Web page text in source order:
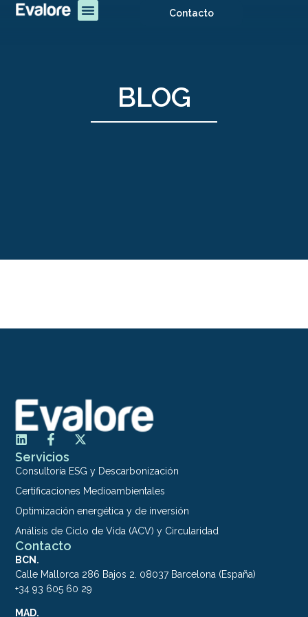
Contacto
BLOG
Servicios
Consultoría ESG y Descarbonización
Certificaciones Medioambientales
Optimización energética y de inversión
Análisis de Ciclo de Vida (ACV) y Circularidad
Contacto
BCN.
Calle Mallorca 286 Bajos 2. 08037 Barcelona (España)
+34 93 605 60 29
MAD.